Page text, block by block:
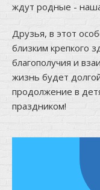
ждут родные -
Друзья, в этот
близким крепкого
благополучия и
жизнь будет
продолжение в
праздником!